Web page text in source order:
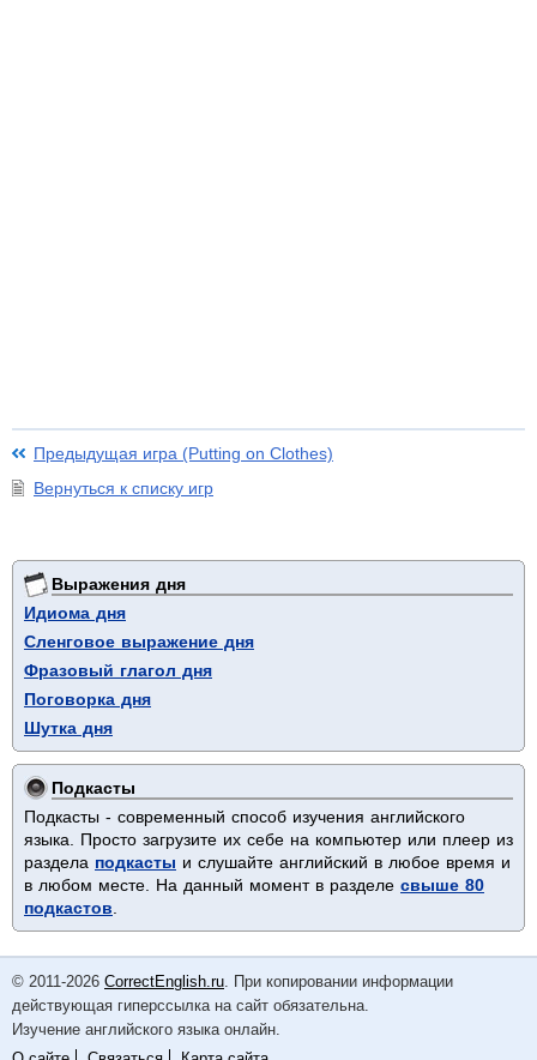
Предыдущая игра (Putting on Clothes)
Вернуться к списку игр
Выражения дня
Идиома дня
Сленговое выражение дня
Фразовый глагол дня
Поговорка дня
Шутка дня
Подкасты
Подкасты - современный способ изучения английского
языка. Просто загрузите их себе на компьютер или плеер из
раздела подкасты и слушайте английский в любое время и
в любом месте. На данный момент в разделе свыше 80
подкастов.
© 2011-2026 CorrectEnglish.ru. При копировании информации
действующая гиперссылка на сайт обязательна.
Изучение английского языка онлайн.